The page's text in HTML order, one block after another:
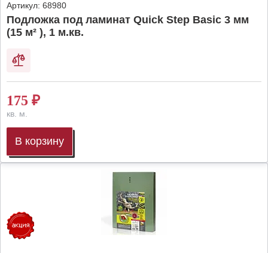
Артикул: 68980
Подложка под ламинат Quick Step Basic 3 мм
(15 м² ), 1 м.кв.
175 ₽
кв. м.
В корзину